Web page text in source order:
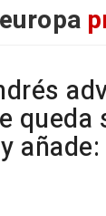
europa
añade: